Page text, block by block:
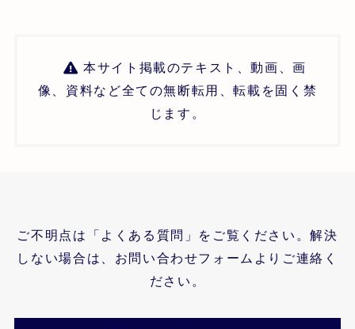
本サイト掲載のテキスト、動画、画
像、資料など全ての無断転用、転載を固く禁
じます。
ご不明点は「よくある質問」をご覧ください。解決
しない場合は、お問い合わせフォームよりご連絡く
ださい。